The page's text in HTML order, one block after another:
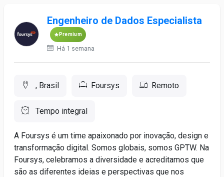
Engenheiro de Dados Especialista
Premium
Há 1 semana
, Brasil Foursys Remoto
Tempo integral
A Foursys é um time apaixonado por inovação, design e
transformação digital. Somos globais, somos GPTW. Na
Foursys, celebramos a diversidade e acreditamos que
são as diferentes ideias e perspectivas que nos